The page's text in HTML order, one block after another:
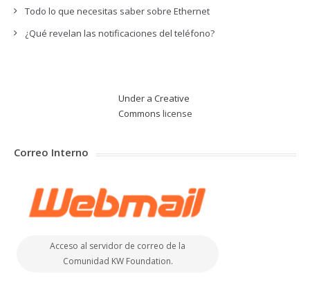
Todo lo que necesitas saber sobre Ethernet
¿Qué revelan las notificaciones del teléfono?
Under a Creative
Commons license
Correo Interno
Acceso al servidor de correo de la
Comunidad KW Foundation.